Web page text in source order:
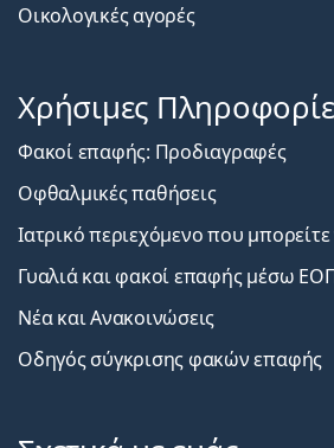
Οικολογικές αγορές
Χρήσιμες
Φακοί επαφής: Προδιαγραφές
Οφθαλμικές παθήσεις
Ιατρικό περιεχόμενο που μπορείτε
Γυαλιά και φακοί επαφής μέσω
Νέα και Ανακοινώσεις
Οδηγός σύγκρισης φακών επαφής